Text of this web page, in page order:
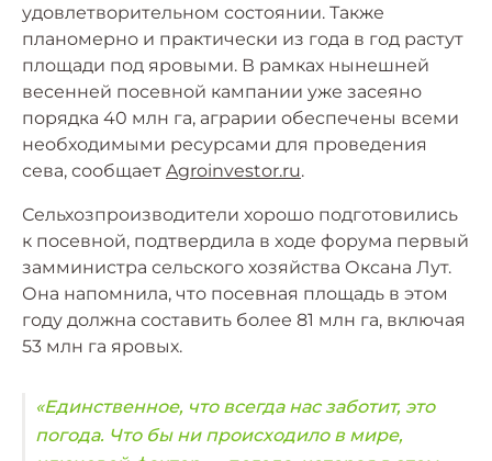
удовлетворительном состоянии. Также
планомерно и практически из года в год растут
площади под яровыми. В рамках нынешней
весенней посевной кампании уже засеяно
порядка 40 млн га, аграрии обеспечены всеми
необходимыми ресурсами для проведения
сева, сообщает Agroinvestor.ru.
Сельхозпроизводители хорошо подготовились
к посевной, подтвердила в ходе форума первый
замминистра сельского хозяйства Оксана Лут.
Она напомнила, что посевная площадь в этом
году должна составить более 81 млн га, включая
53 млн га яровых.
«Единственное, что всегда нас заботит, это
погода. Что бы ни происходило в мире,